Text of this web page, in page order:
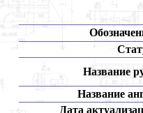
Название
Название
Дата